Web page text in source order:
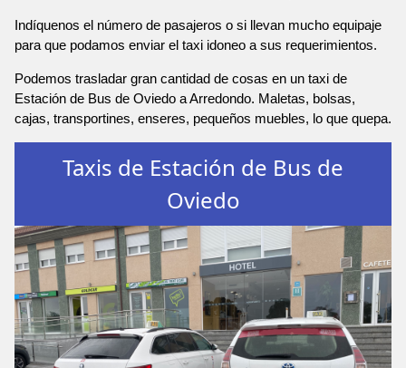
Indíquenos el número de pasajeros o si llevan mucho equipaje
para que podamos enviar el taxi idoneo a sus requerimientos.
Podemos trasladar gran cantidad de cosas en un taxi de
Estación de Bus de Oviedo a Arredondo. Maletas, bolsas,
cajas, transportines, enseres, pequeños muebles, lo que quepa.
Taxis de Estación de Bus de
Oviedo